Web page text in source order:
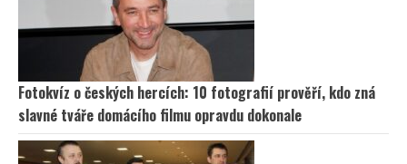
Fotokvíz o českých hercích: 10 fotografií prověří, kdo zná
slavné tváře domácího filmu opravdu dokonale